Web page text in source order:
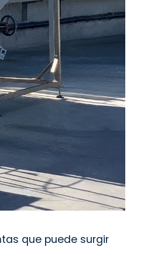
que puede surgir